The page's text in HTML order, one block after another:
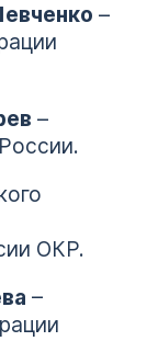
–
–
ОКР.
–